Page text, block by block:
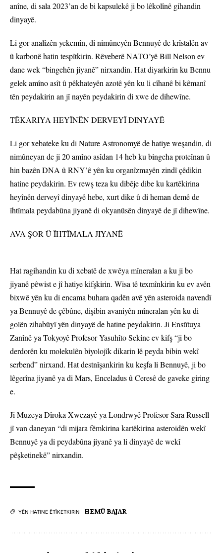
anîne, di sala 2023’an de bi kapsulekê ji bo lêkolînê gihandin
dinyayê.
Li gor analîzên yekemîn, di nimûneyên Bennuyê de krîstalên av
û karbonê hatin tespîtkirin. Rêveberê NATO’yê Bill Nelson ev
dane wek “bingehên jiyanê” nirxandin. Hat diyarkirin ku Bennu
gelek amîno asît û pêkhateyên azotê yên ku li cîhanê bi kêmanî
tên peydakirin an jî nayên peydakirin di xwe de dihewîne.
TÊKARIYA HEYÎNÊN DERVEYÎ DINYAYÊ
Li gor xebateke ku di Nature Astronomyê de hatiye weşandin, di
nimûneyan de ji 20 amîno asîdan 14 heb ku bingeha proteînan û
hin bazên DNA û RNY’ê yên ku organîzmayên zindî çêdikin
hatine peydakirin. Ev rewş teza ku dibêje dibe ku kartêkirina
heyînên derveyî dinyayê hebe, xurt dike û di heman demê de
îhtîmala peydabûna jiyanê di okyanûsên dinyayê de jî dihewîne.
AVA ŞOR Û ÎHTÎMALA JIYANÊ
Hat ragihandin ku di xebatê de xwêya mîneralan a ku ji bo
jiyanê pêwist e jî hatiye kifşkirin. Wisa tê texmînkirin ku ev avên
bixwê yên ku di encama buhara qadên avê yên asteroida navendî
ya Bennuyê de çêbûne, dişibin avaniyên mîneralan yên ku di
golên zihabûyî yên dinyayê de hatine peydakirin. Ji Enstîtuya
Zanînê ya Tokyoyê Profesor Yasuhîto Sekine ev kifş “ji bo
derdorên ku molekulên biyolojîk dikarin lê peyda bibin wekî
serbend” nirxand. Hat destnîşankirin ku keşfa li Bennuyê, ji bo
lêgerîna jiyanê ya di Mars, Enceladus û Ceresê de gaveke giring
e.
Ji Muzeya Dîroka Xwezayê ya Londrwyê Profesor Sara Russell
jî van daneyan “di mijara fêmkirina kartêkirina asteroidên wekî
Bennuyê ya di peydabûna jiyanê ya li dinyayê de wekî
pêşketinekê” nirxandin.
YÊN HATINE ÊTÎKETKIRIN HEMÛ BAJAR